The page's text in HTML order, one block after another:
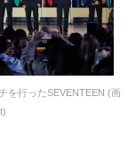
を行ったSEVENTEEN (画